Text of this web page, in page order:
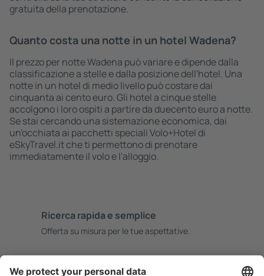
gratuita della prenotazione.
Quanto costa una notte in un hotel Wadena?
Il prezzo per notte Wadena può variare e dipende dalla
classificazione a stelle e dalla posizione dell'hotel. Una
notte in un hotel di medio livello può costare dai
cinquanta ai cento euro. Gli hotel a cinque stelle
accolgono i loro ospiti a partire da duecento euro a notte.
Se stai cercando una sistemazione economica, dai
un'occhiata ai pacchetti speciali Volo+Hotel di
eSkyTravel.it che ti permettono di prenotare
immediatamente il volo e l'alloggio.
Ricerca rapida e semplice
Offerta su misura per le tue aspettative.
Pianifica in sicurezza